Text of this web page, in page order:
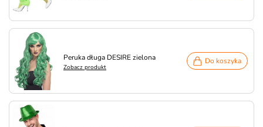
Peruka długa DESIRE zielona
Zobacz produkt
Do koszyka